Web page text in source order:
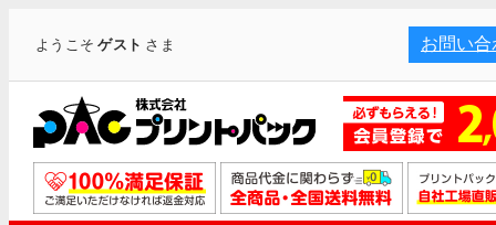
ようこそゲスト さま お問い合